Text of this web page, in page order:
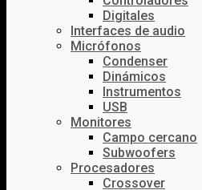
Digitales
Interfaces de audio
Micrófonos
Condenser
Dinámicos
Instrumentos
USB
Monitores
Campo cercano
Subwoofers
Procesadores
Crossover